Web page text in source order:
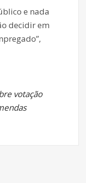
e nada
decidir em
votação